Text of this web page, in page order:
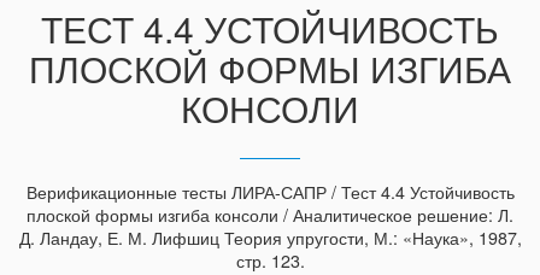
ТЕСТ 4.4 УСТОЙЧИВОСТЬ
ПЛОСКОЙ ФОРМЫ ИЗГИБА
КОНСОЛИ
Верификационные тесты ЛИРА-САПР / Тест 4.4 Устойчивость
плоской формы изгиба консоли / Аналитическое решение: Л.
Д. Ландау, Е. М. Лифшиц Теория упругости, М.: «Наука», 1987,
стр. 123.